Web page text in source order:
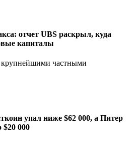
отчет UBS раскрыл, куда
капиталы
частными
упал ниже $62 000, а Питер
000